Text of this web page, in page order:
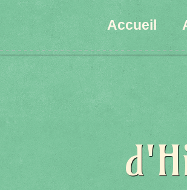
Accueil